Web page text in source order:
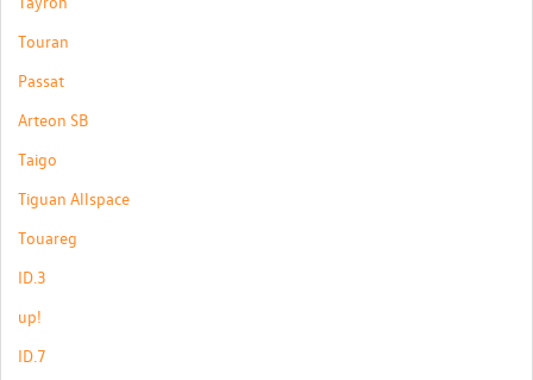
Touran
Passat
Arteon SB
Taigo
Tiguan Allspace
Touareg
ID.3
up!
ID.7